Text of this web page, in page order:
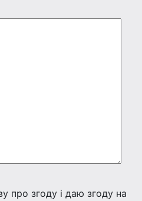
про згоду і даю згоду на